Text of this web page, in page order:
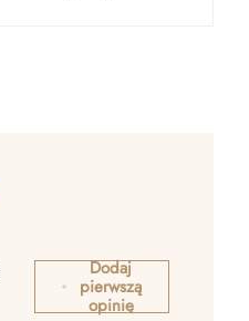
Dodaj
pierwszą
opinię